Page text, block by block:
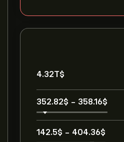
4.32T‎$‎
352.82‎$‎ - 358.16‎$‎
142.5‎$‎ - 404.36‎$‎